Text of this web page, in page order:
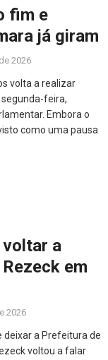
fim e
já giram
2026
volta a realizar
feira,
Embora o
como uma pausa
voltar a
em
2026
deixar a Prefeitura de
voltou a falar